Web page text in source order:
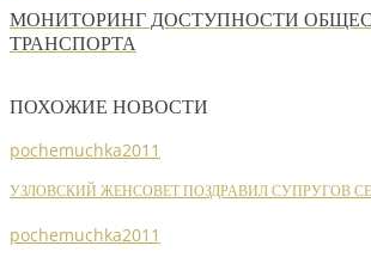
МОНИТОРИНГ ДОСТУПНОСТИ
ТРАНСПОРТА
ПОХОЖИЕ НОВОСТИ
pochemuchka2011
УЗЛОВСКИЙ ЖЕНСОВЕТ ПОЗДРАВИЛ СУПРУГОВ
pochemuchka2011